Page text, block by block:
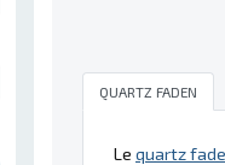
QUARTZ FADEN
Le quartz